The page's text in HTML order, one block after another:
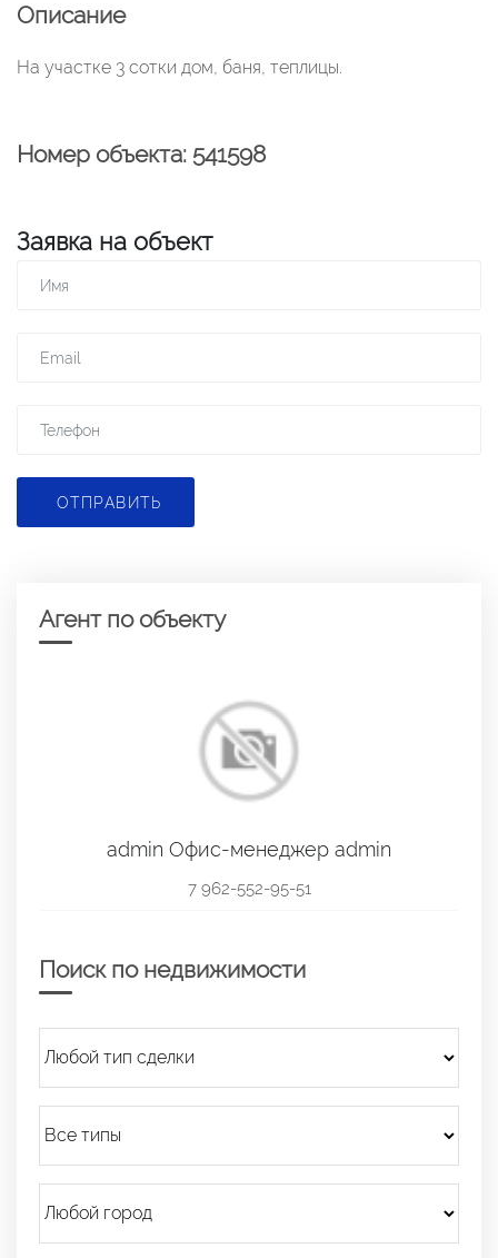
Описание
На участке 3 сотки дом, баня, теплицы.
Номер объекта: 541598
Заявка на объект
ОТПРАВИТЬ
Агент по объекту
admin Офис-менеджер admin
7 962-552-95-51
Поиск по недвижимости